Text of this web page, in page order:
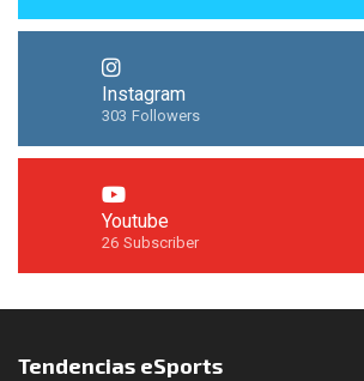
Instagram
303 Followers
Youtube
26 Subscriber
Síguenos en Instagram
Tendencias eSports